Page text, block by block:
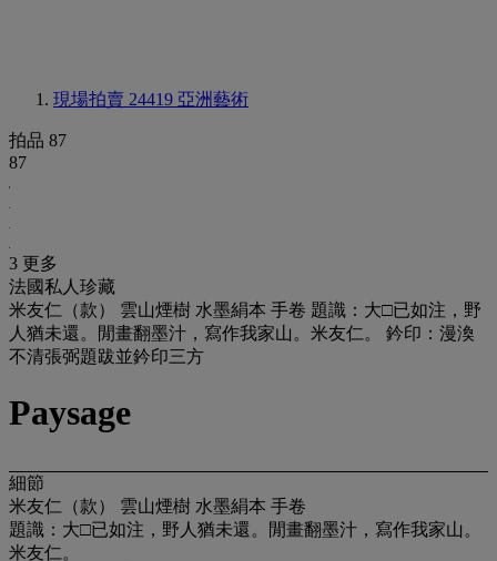
現場拍賣 24419 亞洲藝術
拍品 87
87
3 更多
法國私人珍藏
米友仁（款） 雲山煙樹 水墨絹本 手卷 題識：大□已如注，野
人猶未還。閒畫翻墨汁，寫作我家山。米友仁。 鈐印：漫渙
不清張弼題跋並鈐印三方
Paysage
細節
米友仁（款） 雲山煙樹 水墨絹本 手卷
題識：大□已如注，野人猶未還。閒畫翻墨汁，寫作我家山。
米友仁。